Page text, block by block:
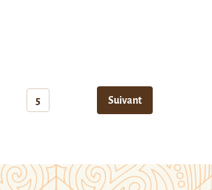
5 Suivant